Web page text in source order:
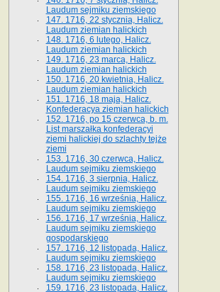
Laudum sejmiku ziemskiego
147. 1716, 22 stycznia, Halicz.
Laudum ziemian halickich
148. 1716, 6 lutego, Halicz.
Laudum ziemian halickich
149. 1716, 23 marca, Halicz.
Laudum ziemian halickich
150. 1716, 20 kwietnia, Halicz.
Laudum ziemian halickich
151. 1716, 18 maja, Halicz.
Konfederacya ziemian halickich
152. 1716, po 15 czerwca, b. m.
List marszałka konfederacyi
ziemi halickiej do szlachty tejże
ziemi
153. 1716, 30 czerwca, Halicz.
Laudum sejmiku ziemskiego
154. 1716, 3 sierpnia, Halicz.
Laudum sejmiku ziemskiego
155. 1716, 16 września, Halicz.
Laudum sejmiku ziemskiego
156. 1716, 17 września, Halicz.
Laudum sejmiku ziemskiego
gospodarskiego
157. 1716, 12 listopada, Halicz.
Laudum sejmiku ziemskiego
158. 1716, 23 listopada, Halicz.
Laudum sejmiku ziemskiego
159. 1716, 23 listopada, Halicz.